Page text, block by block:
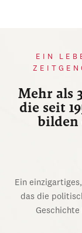
EIN
Mehr als
die seit
bilden
Ein
das die